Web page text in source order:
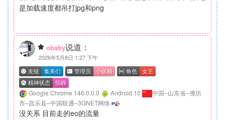
是加载速度都吊打jpg和png
obaby说道：
2026年5月8日 1:27 下午
Google Chrome 146.0.0.0 Android 10
中国–山东省–潍坊
市–昌乐县–中国联通–3GNET网络
没关系 目前走的eo的流量